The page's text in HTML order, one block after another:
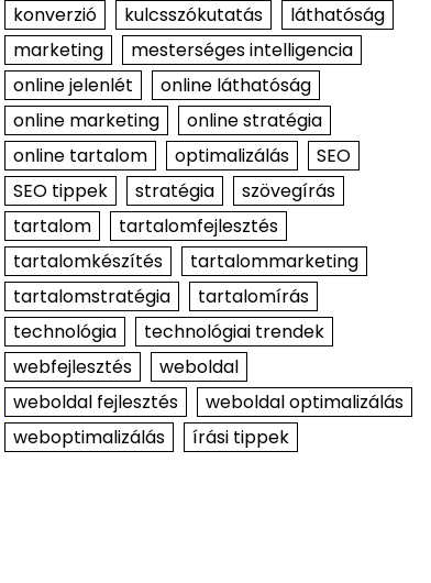
konverzió
kulcsszókutatás
láthatóság
marketing
mesterséges intelligencia
online jelenlét
online láthatóság
online marketing
online stratégia
online tartalom
optimalizálás
SEO
SEO tippek
stratégia
szövegírás
tartalom
tartalomfejlesztés
tartalomkészítés
tartalommarketing
tartalomstratégia
tartalomírás
technológia
technológiai trendek
webfejlesztés
weboldal
weboldal fejlesztés
weboldal optimalizálás
weboptimalizálás
írási tippek